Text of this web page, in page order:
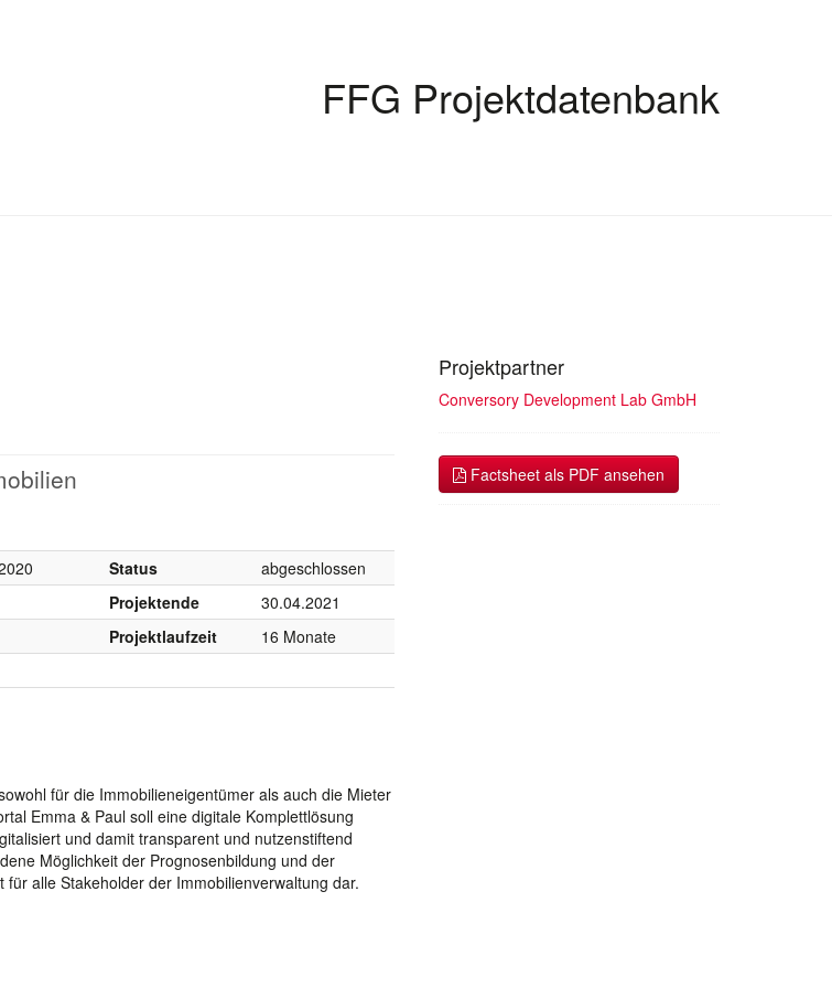
FFG Projektdatenbank
Status
abgeschlossen
Projektende
30.04.2021
Projektlaufzeit
16 Monate
für die Immobilieneigentümer als auch die Mieter
Emma & Paul soll eine digitale Komplettlösung
und damit transparent und nutzenstiftend
Möglichkeit der Prognosenbildung und der
alle Stakeholder der Immobilienverwaltung dar.
Projektpartner
Conversory Development Lab GmbH
Factsheet als PDF ansehen